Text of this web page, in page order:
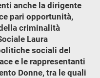
anche la dirigente
pari opportunità,
criminalità
Laura
sociali del
e le rappresentanti
Donne, tra le quali